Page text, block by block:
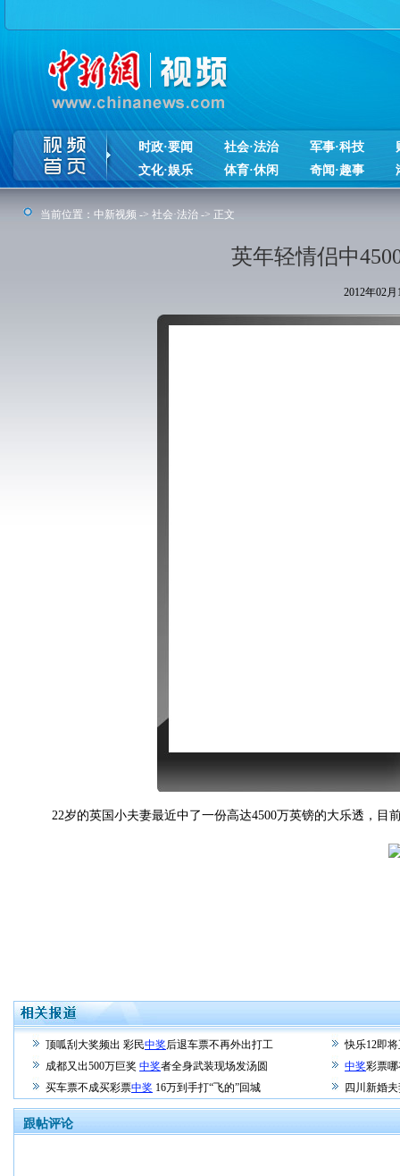
时政·要闻 社会·法治 军事·科技
文化·娱乐
体育·休闲 奇闻·趣事
当前位置： 中新视频 -> 社会·法治 -> 正文
英年轻情侣中
2012年02
22岁的英国小夫妻最近中了一份高达4500万英镑的大乐透，目
顶呱刮大奖频出 彩民中奖后退车票不再外出打工
快乐12即
成都又出500万巨奖 中奖者全身武装现场发汤圆 中奖彩票
买车票不成买彩票中奖 16万到手打“飞的”回城 四川新婚
跟帖评论